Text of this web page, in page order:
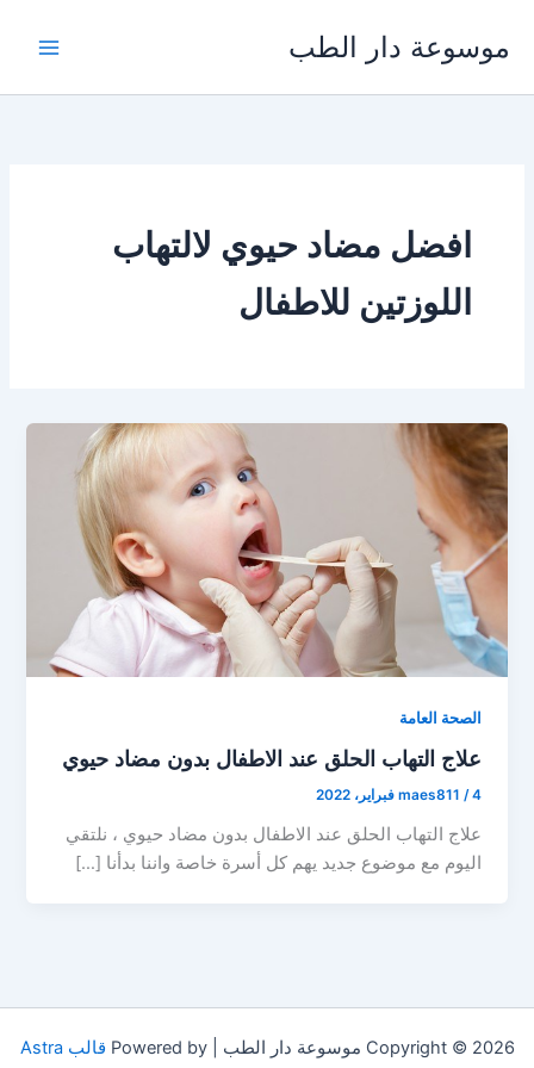
المحتوى
موسوعة دار الطب
افضل مضاد حيوي لالتهاب
اللوزتين للاطفال
الصحة العامة
علاج التهاب الحلق عند الاطفال بدون مضاد حيوي
maes811 /4 فبراير، 2022
علاج التهاب الحلق عند الاطفال بدون مضاد حيوي ، نلتقي
اليوم مع موضوع جديد يهم كل أسرة خاصة واننا بدأنا […]
Copyright © 2026 موسوعة دار الطب | Powered by
قالب Astra